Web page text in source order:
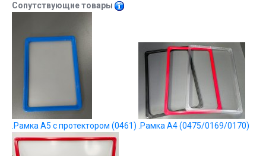
Сопутствующие товары
.Рамка А5 с протектором (0461) .Рамка А4 (0475/0169/0170)